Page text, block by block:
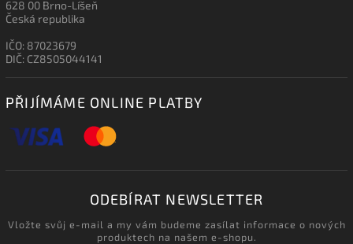
628 00 Brno-Líšeň
Česká republika
IČO: 87023679
DIČ: CZ8505044141
PŘIJÍMÁME ONLINE PLATBY
ODEBÍRAT NEWSLETTER
Vložte svůj e-mail a my vám budeme zasílat informace o nových
produktech na našem e-shopu.